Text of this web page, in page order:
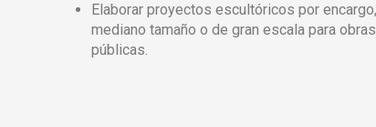
Elaborar proyectos escultóricos por
mediano tamaño o de gran escala para
públicas.